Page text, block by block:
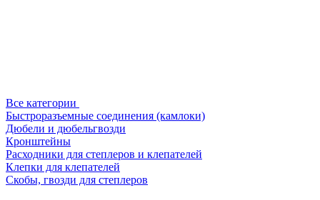
Все категории
Быстроразъемные соединения (камлоки)
Дюбели и дюбельгвозди
Кронштейны
Расходники для степлеров и клепателей
Клепки для клепателей
Скобы, гвозди для степлеров